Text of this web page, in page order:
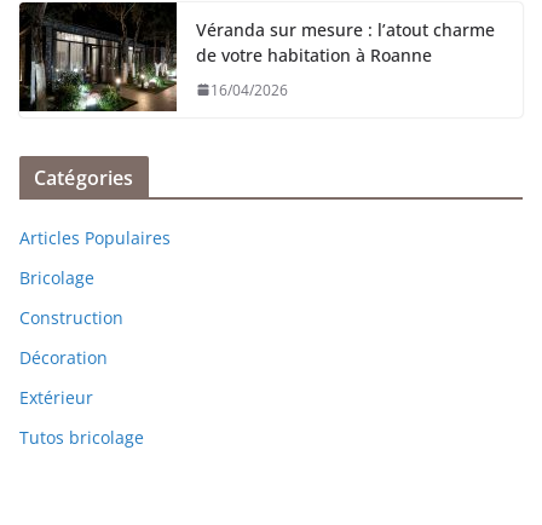
Véranda sur mesure : l’atout charme
de votre habitation à Roanne
16/04/2026
Catégories
Articles Populaires
Bricolage
Construction
Décoration
Extérieur
Tutos bricolage